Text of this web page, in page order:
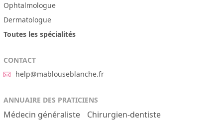
Ophtalmologue
Dermatologue
Toutes les spécialités
CONTACT
help@mablouseblanche.fr
ANNUAIRE DES PRATICIENS
Médecin généraliste
Chirurgien-dentiste